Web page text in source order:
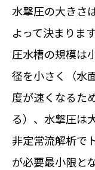
水撃圧の大きさ
よって決まりま
圧水槽の規模は
径を小さく（水
度が速くなるた
る）、水撃圧は
非定常流解析で
が必要最小限と